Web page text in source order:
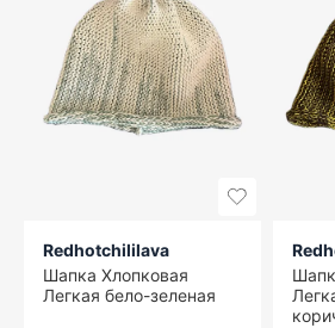
Redhotchililava
Шапка Хлопковая
Легкая бело-зеленая